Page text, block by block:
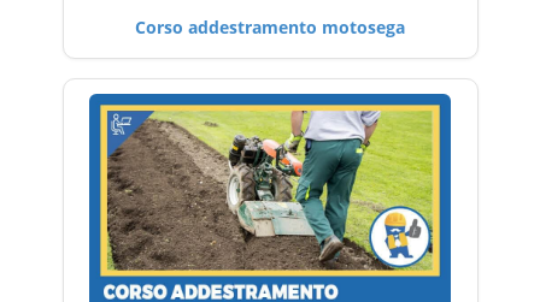
Corso addestramento motosega